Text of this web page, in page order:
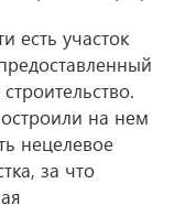
есть участок
на нем
нецелевое
за что